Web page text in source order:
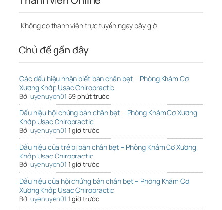
Không có thành viên trực tuyến ngay bây giờ
Chủ đề gần đây
Các dấu hiệu nhận biết bàn chân bẹt – Phòng Khám Cơ
Xương Khớp Usac Chiropractic
Bởi uyenuyen01 59 phút trước
Dấu hiệu hội chứng bàn chân bẹt – Phòng Khám Cơ Xương
Khớp Usac Chiropractic
Bởi uyenuyen01 1 giờ trước
Dấu hiệu của trẻ bị bàn chân bẹt – Phòng Khám Cơ Xương
Khớp Usac Chiropractic
Bởi uyenuyen01 1 giờ trước
Dấu hiệu của hội chứng bàn chân bẹt – Phòng Khám Cơ
Xương Khớp Usac Chiropractic
Bởi uyenuyen01 1 giờ trước